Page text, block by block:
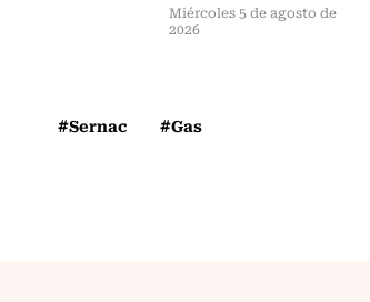
Miércoles 5 de agosto de
2026
#Sernac #Gas